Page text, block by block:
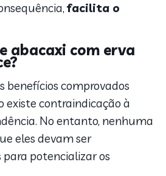
facilita o
abacaxi com erva
comprovados
existe contraindicação à
No entanto, nenhuma
eles devam ser
potencializar os